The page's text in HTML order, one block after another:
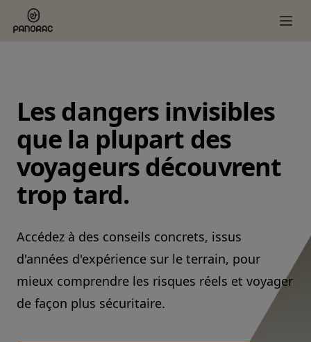
Les dangers invisibles
que la plupart des
voyageurs découvrent
trop tard.
Accédez à des conseils concrets, issus
d'années d'expérience sur le terrain, pour
mieux comprendre les risques réels et voyager
de façon plus sécuritaire.